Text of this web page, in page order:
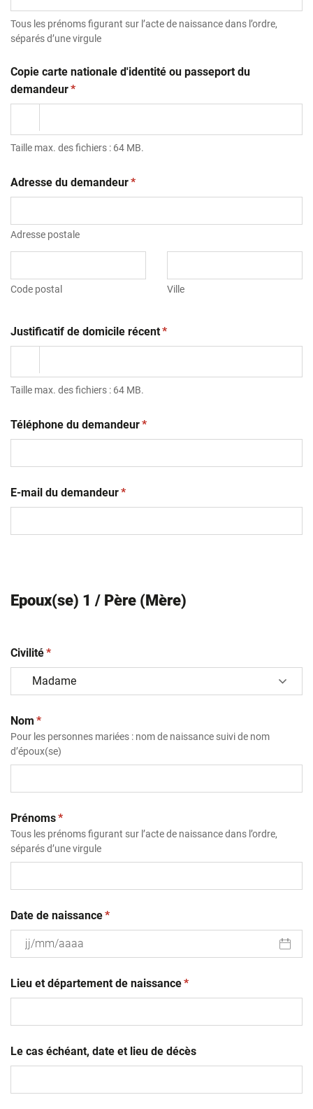
Tous les prénoms figurant sur l’acte de naissance dans l’ordre,
séparés d’une virgule
Copie carte nationale d'identité ou passeport du
demandeur(obligatoire)
*
Taille max. des fichiers : 64 MB.
Adresse du demandeur(obligatoire)
*
Adresse postale
Code postal Ville
Justificatif de domicile récent(obligatoire)
*
Taille max. des fichiers : 64 MB.
Téléphone du demandeur(obligatoire)
*
E-mail du demandeur(obligatoire)
*
Epoux(se) 1 / Père (Mère)
Civilité(obligatoire)
*
Nom (obligatoire)
*
Pour les personnes mariées : nom de naissance suivi de nom
d’époux(se)
Prénoms(obligatoire)
*
Tous les prénoms figurant sur l’acte de naissance dans l’ordre,
séparés d’une virgule
Date de naissance(obligatoire)
*
slash
MM
Lieu et département de naissance(obligatoire)
*
Le cas échéant, date et lieu de décès